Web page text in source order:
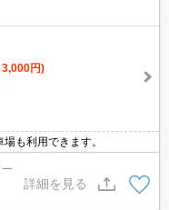
3,000円)
も利用できます。
詳細を見る